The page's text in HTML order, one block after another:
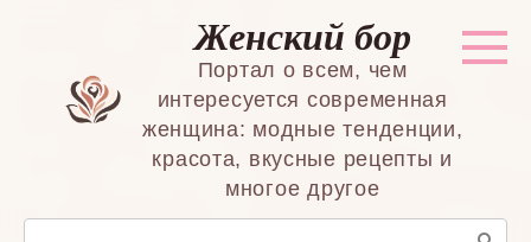
Женский бор
Портал о всем, чем
интересуется современная
женщина: модные тенденции,
красота, вкусные рецепты и
многое другое
Поиск: